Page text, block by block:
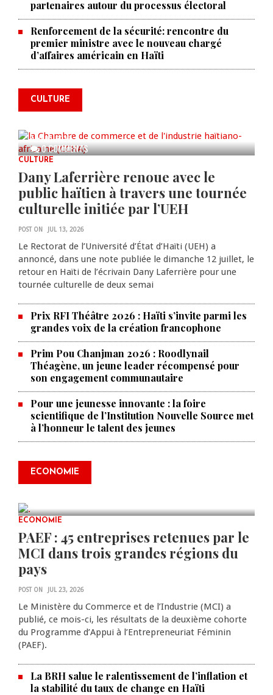
partenaires autour du processus électoral
Renforcement de la sécurité: rencontre du
premier ministre avec le nouveau chargé
d’affaires américain en Haïti
CULTURE
0 COMMENTS
La Chambre de commerce et de
l'industrie haïtiano-africaine
commémorer le 235e
anniversaire de la cérémonie du
AUG 05, 2026
CULTURE
Dany Laferrière renoue avec le
public haïtien à travers une tournée
culturelle initiée par l’UEH
POST ON JUL 13, 2026
Le Rectorat de l’Université d’État d’Haïti (UEH) a
annoncé, dans une note publiée le dimanche 12 juillet, le
retour en Haïti de l’écrivain Dany Laferrière pour une
tournée culturelle de deux semai
Prix RFI Théâtre 2026 : Haïti s’invite parmi les
grandes voix de la création francophone
Prim Pou Chanjman 2026 : Roodlynail
Théagène, un jeune leader récompensé pour
son engagement communautaire
Pour une jeunesse innovante : la foire
scientifique de l’Institution Nouvelle Source met
à l’honneur le talent des jeunes
ECONOMIE
0 COMMENTS
Produire le savoir pour
2ᵉ édition de ses Journées
scientifiques
ECONOMIE
PAEF : 45 entreprises retenues par le
MCI dans trois grandes régions du
pays
POST ON JUL 23, 2026
Le Ministère du Commerce et de l’Industrie (MCI) a
publié, ce mois-ci, les résultats de la deuxième cohorte
du Programme d’Appui à l’Entrepreneuriat Féminin
(PAEF).
La BRH salue le ralentissement de l’inflation et
la stabilité du taux de change en Haïti